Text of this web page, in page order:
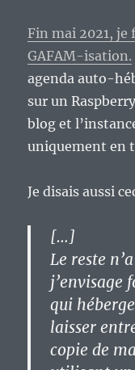
Fin mai 2021, je
GAFAM-isation.
agenda auto-
sur un
blog et
uniquement en
Je disais aussi
[…]
Le reste
j’envisage
qui
laisser
copie de